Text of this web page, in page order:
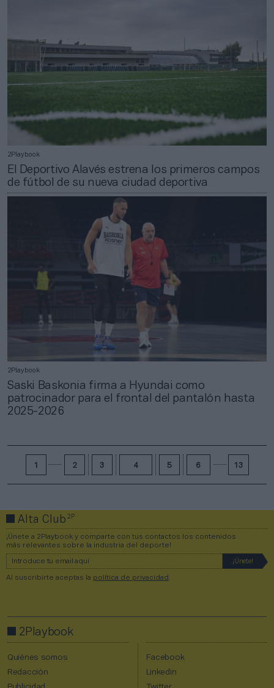
2Playbook
El Deportivo Alavés estrena los primeros campos
de fútbol de su nueva ciudad deportiva
2Playbook
Saski Baskonia firma a Hyundai como
patrocinador para el frontal del pantalón hasta
2025-2026
1 2 3 4 5 6 13
Alta Club2P
¡Únete a 2Playbook y comparte con tus contactos los contenidos
más relevantes sobre la industria del deporte!
Al suscribirte aceptas la política de privacidad
2Playbook
Quiénes somos
Redacción
Facebook
Linkedin